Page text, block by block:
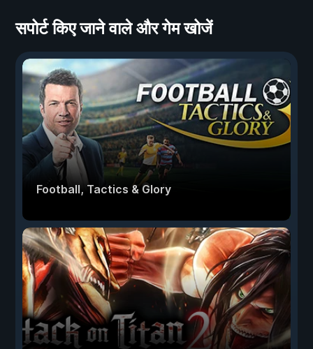
सपोर्ट किए जाने वाले और गेम खोजें
Football, Tactics & Glory